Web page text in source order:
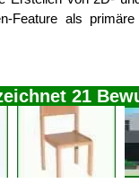
Feature als
21